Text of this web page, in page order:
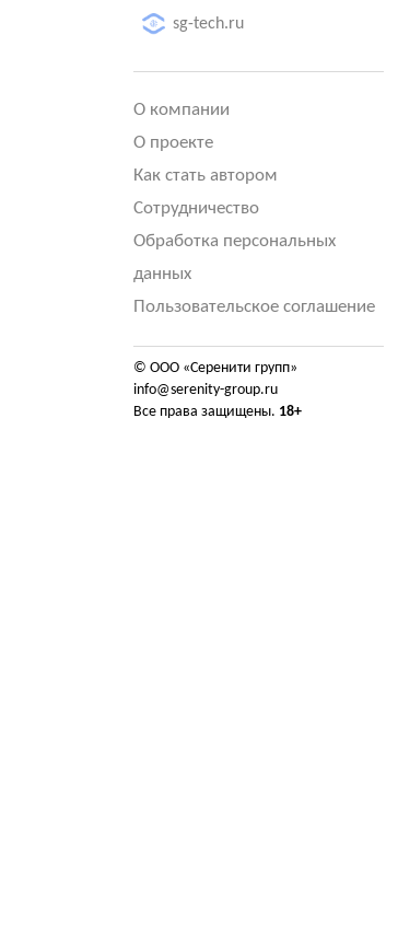
sg-tech.ru
О компании
О проекте
Как стать автором
Сотрудничество
Обработка персональных
данных
Пользовательское соглашение
© ООО «Серенити групп»
info@serenity-group.ru
Все права защищены. 18+